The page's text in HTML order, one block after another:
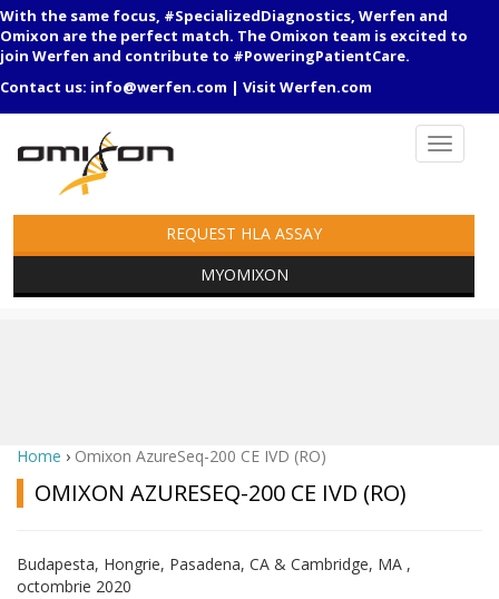
With the same focus, #SpecializedDiagnostics, Werfen and
Omixon are the perfect match. The Omixon team is excited to
join Werfen and contribute to #PoweringPatientCare.
Contact us: info@werfen.com | Visit Werfen.com
REQUEST HLA ASSAY
MYOMIXON
Home › Omixon AzureSeq-200 CE IVD (RO)
OMIXON AZURESEQ-200 CE IVD (RO)
Budapesta, Hongrie, Pasadena, CA & Cambridge, MA ,
octombrie 2020